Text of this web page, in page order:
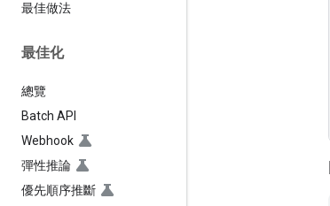
最佳做法
最佳化
總覽
Batch API
Webhook
彈性推論
優先順序推斷